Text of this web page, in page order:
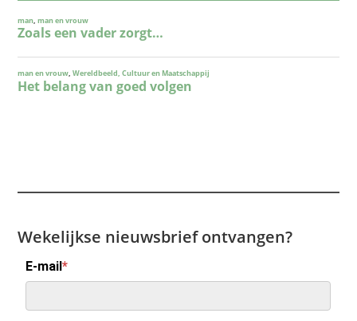
Wekelijkse nieuwsbrief ontvangen?